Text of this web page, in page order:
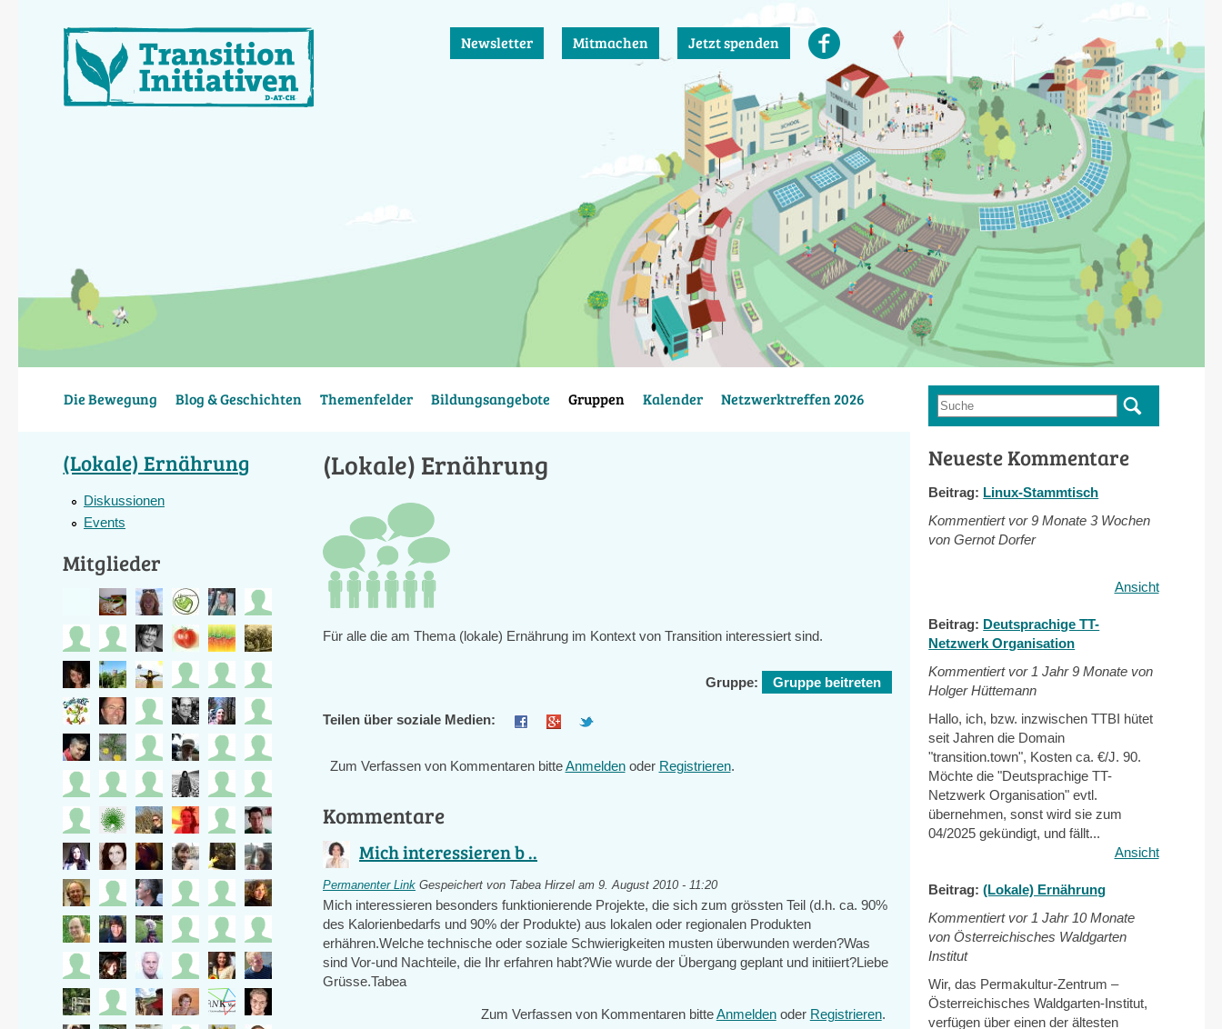
Newsletter Mitmachen Jetzt spenden
Die Bewegung Blog & Geschichten Themenfelder Bildungsangebote Gruppen Kalender Netzwerktreffen 2026
(Lokale) Ernährung
Für alle die am Thema (lokale) Ernährung im Kontext von Transition interessiert sind.
Gruppe: Gruppe beitreten
Teilen über soziale Medien:
Zum Verfassen von Kommentaren bitteAnmeldenoder Registrieren.
Kommentare
Mich interessieren b ..
Permanenter Link Gespeichert von Tabea Hirzel am 9. August 2010 - 11:20
Mich interessieren besonders funktionierende Projekte, die sich zum grössten Teil (d.h. ca. 90%
des Kalorienbedarfs und 90% der Produkte) aus lokalen oder regionalen Produkten
erhähren.Welche technische oder soziale Schwierigkeiten musten überwunden werden?Was
sind Vor-und Nachteile, die Ihr erfahren habt?Wie wurde der Übergang geplant und initiiert?Liebe
Grüsse.Tabea
Zum Verfassen von Kommentaren bitteAnmeldenoder Registrieren.
(Lokale) Ernährung
Diskussionen
Events
Mitglieder
Suchformular
Suche
Neueste Kommentare
Beitrag: Linux-Stammtisch
Kommentiert vor9 Monate 3 Wochen
von Gernot Dorfer
Ansicht
Beitrag: Deutsprachige TT-
Netzwerk Organisation
Kommentiert vor 1 Jahr 9 Monate von
Holger Hüttemann
Hallo, ich, bzw. inzwischen TTBI hütet
seit Jahren die Domain
"transition.town", Kosten ca. €/J. 90.
Möchte die "Deutsprachige TT-
Netzwerk Organisation" evtl.
übernehmen, sonst wird sie zum
04/2025 gekündigt, und fällt...
Ansicht
Beitrag:(Lokale) Ernährung
Kommentiert vor 1 Jahr 10 Monate
von Österreichisches Waldgarten
Institut
Wir, das Permakultur-Zentrum –
Österreichisches Waldgarten-Institut,
verfügen über einen der ältesten